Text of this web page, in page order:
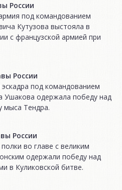
России
под командованием
Кутузова выстояла в
с французской армией при
России
эскадра под командованием
Ушакова одержала победу над
мыса Тендра.
России
во главе с великим
одержали победу над
в Куликовской битве.